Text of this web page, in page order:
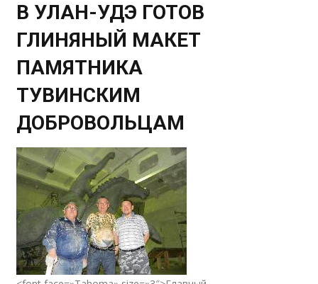
В УЛАН-УДЭ ГОТОВ
ГЛИНЯНЫЙ МАКЕТ
ПАМЯТНИКА
ТУВИНСКИМ
ДОБРОВОЛЬЦАМ